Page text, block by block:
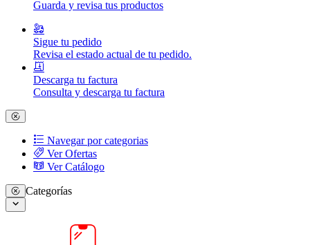
Guarda y revisa tus productos
Sigue tu pedido
Revisa el estado actual de tu pedido.
Descarga tu factura
Consulta y descarga tu factura
Navegar por categorias
Ver Ofertas
Ver Catálogo
Categorías